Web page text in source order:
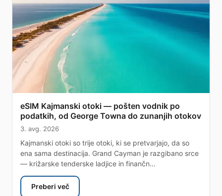
eSIM Kajmanski otoki — pošten vodnik po
podatkih, od George Towna do zunanjih otokov
3. avg. 2026
Kajmanski otoki so trije otoki, ki se pretvarjajo, da so
ena sama destinacija. Grand Cayman je razgibano srce
— križarske tenderske ladjice in finančn…
Preberi več
: eSIM Kajmanski otoki — pošten vodnik po